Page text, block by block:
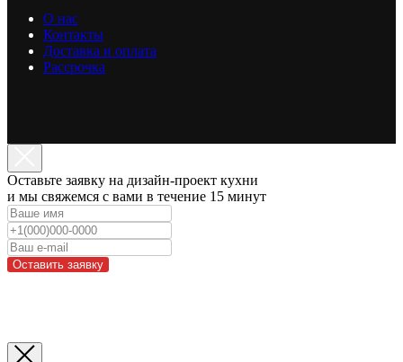
О нас
Контакты
Доставка и оплата
Рассрочка
Оставьте заявку на дизайн-проект кухни
и мы свяжемся с вами в течение 15 минут
Оставить заявку